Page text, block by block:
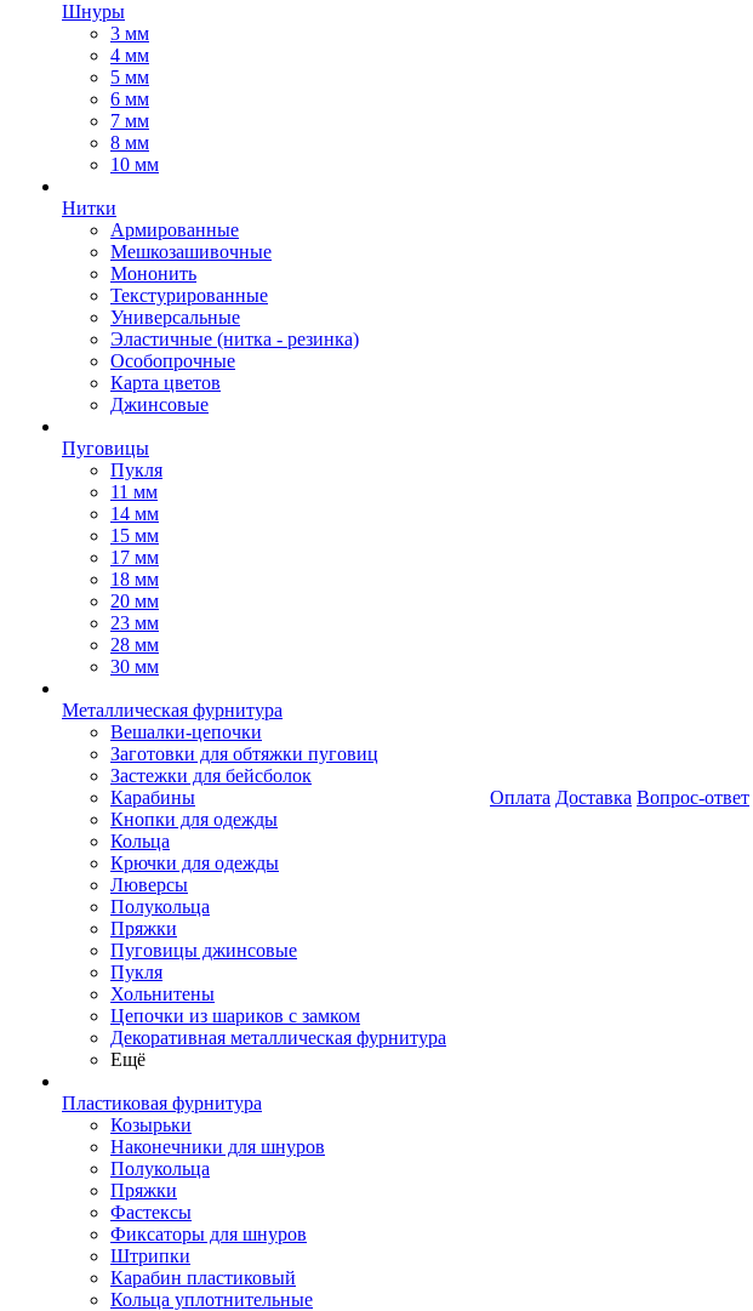
Шнуры
3 мм
4 мм
5 мм
6 мм
7 мм
8 мм
10 мм
Нитки
Армированные
Мешкозашивочные
Мононить
Текстурированные
Универсальные
Эластичные (нитка - резинка)
Особопрочные
Карта цветов
Джинсовые
Пуговицы
Пукля
11 мм
14 мм
15 мм
17 мм
18 мм
20 мм
23 мм
28 мм
30 мм
Металлическая фурнитура
Вешалки-цепочки
Заготовки для обтяжки пуговиц
Застежки для бейсболок
Карабины
Кнопки для одежды
Кольца
Крючки для одежды
Люверсы
Полукольца
Пряжки
Пуговицы джинсовые
Пукля
Хольнитены
Цепочки из шариков с замком
Декоративная металлическая фурнитура
Ещё
Пластиковая фурнитура
Козырьки
Наконечники для шнуров
Полукольца
Пряжки
Фастексы
Фиксаторы для шнуров
Штрипки
Карабин пластиковый
Кольца уплотнительные
Оплата Доставка Вопрос-ответ